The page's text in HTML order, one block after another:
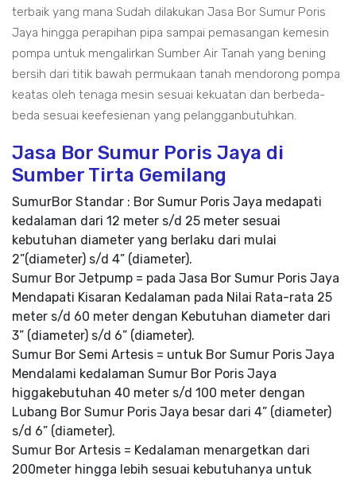
terbaik yang mana Sudah dilakukan Jasa Bor Sumur Poris
Jaya hingga perapihan pipa sampai pemasangan kemesin
pompa untuk mengalirkan Sumber Air Tanah yang bening
bersih dari titik bawah permukaan tanah mendorong pompa
keatas oleh tenaga mesin sesuai kekuatan dan berbeda-
beda sesuai keefesienan yang pelangganbutuhkan.
Jasa Bor Sumur Poris Jaya di
Sumber Tirta Gemilang
SumurBor Standar : Bor Sumur Poris Jaya medapati
kedalaman dari 12 meter s/d 25 meter sesuai
kebutuhan diameter yang berlaku dari mulai
2”(diameter) s/d 4” (diameter).
Sumur Bor Jetpump = pada Jasa Bor Sumur Poris Jaya
Mendapati Kisaran Kedalaman pada Nilai Rata-rata 25
meter s/d 60 meter dengan Kebutuhan diameter dari
3” (diameter) s/d 6” (diameter).
Sumur Bor Semi Artesis = untuk Bor Sumur Poris Jaya
Mendalami kedalaman Sumur Bor Poris Jaya
higgakebutuhan 40 meter s/d 100 meter dengan
Lubang Bor Sumur Poris Jaya besar dari 4” (diameter)
s/d 6” (diameter).
Sumur Bor Artesis = Kedalaman menargetkan dari
200meter hingga lebih sesuai kebutuhanya untuk